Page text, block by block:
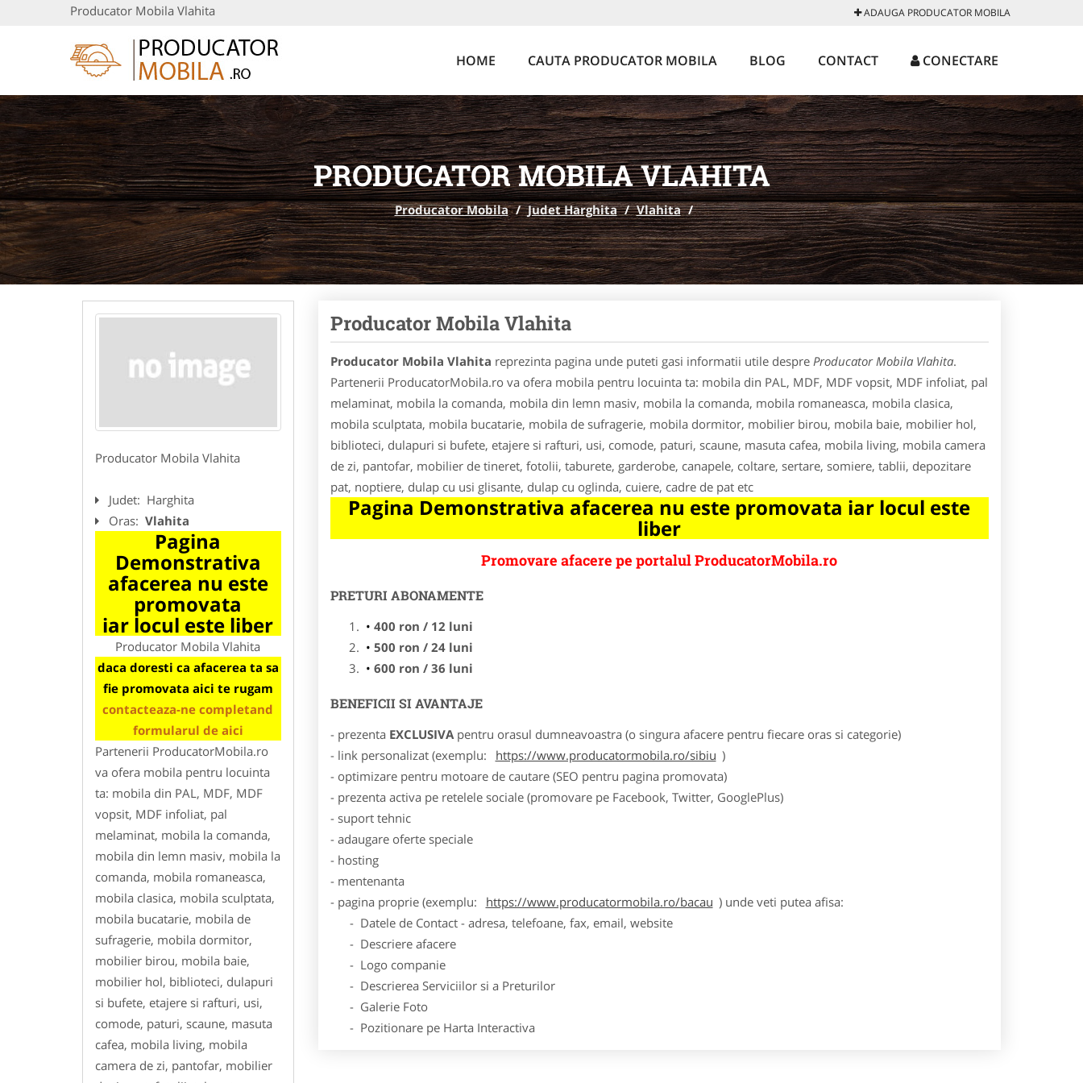
Producator Mobila Vlahita ADAUGA PRODUCATOR MOBILA
HOME CAUTA PRODUCATOR MOBILA BLOG CONTACT CONECTARE
PRODUCATOR MOBILA VLAHITA
Producator Mobila / Judet Harghita / Vlahita /
Producator Mobila Vlahita
Judet: Harghita
Oras: Vlahita
Pagina
Demonstrativa
afacerea nu este
promovata
iar locul este liber
Producator Mobila Vlahita
daca doresti ca afacerea ta sa
fie promovata aici te rugam
contacteaza-ne completand
formularul de aici
Partenerii ProducatorMobila.ro
va ofera mobila pentru locuinta
ta: mobila din PAL, MDF, MDF
vopsit, MDF infoliat, pal
melaminat, mobila la comanda,
mobila din lemn masiv, mobila la
comanda, mobila romaneasca,
mobila clasica, mobila sculptata,
mobila bucatarie, mobila de
sufragerie, mobila dormitor,
mobilier birou, mobila baie,
mobilier hol, biblioteci, dulapuri
si bufete, etajere si rafturi, usi,
comode, paturi, scaune, masuta
cafea, mobila living, mobila
camera de zi, pantofar, mobilier
Producator Mobila Vlahita
Producator Mobila Vlahita reprezinta pagina unde puteti gasi informatii utile despre Producator Mobila Vlahita.
Partenerii ProducatorMobila.ro va ofera mobila pentru locuinta ta: mobila din PAL, MDF, MDF vopsit, MDF infoliat, pal
melaminat, mobila la comanda, mobila din lemn masiv, mobila la comanda, mobila romaneasca, mobila clasica,
mobila sculptata, mobila bucatarie, mobila de sufragerie, mobila dormitor, mobilier birou, mobila baie, mobilier hol,
biblioteci, dulapuri si bufete, etajere si rafturi, usi, comode, paturi, scaune, masuta cafea, mobila living, mobila camera
de zi, pantofar, mobilier de tineret, fotolii, taburete, garderobe, canapele, coltare, sertare, somiere, tablii, depozitare
pat, noptiere, dulap cu usi glisante, dulap cu oglinda, cuiere, cadre de pat etc
Pagina Demonstrativa afacerea nu este promovata iar locul este
liber
Promovare afacere pe portalul ProducatorMobila.ro
PRETURI ABONAMENTE
400 ron / 12 luni
500 ron / 24 luni
600 ron / 36 luni
BENEFICII SI AVANTAJE
- prezenta EXCLUSIVApentru orasul dumneavoastra (o singura afacere pentru fiecare oras si categorie)
- link personalizat (exemplu:
https://www.producatormobila.ro/sibiu )
- optimizare pentru motoare de cautare (SEO pentru pagina promovata)
- prezenta activa pe retelele sociale (promovare pe Facebook, Twitter, GooglePlus)
- suport tehnic
- adaugare oferte speciale
- hosting
- mentenanta
- pagina proprie (exemplu:
https://www.producatormobila.ro/bacau ) unde veti putea afisa:
- Datele de Contact - adresa, telefoane, fax, email, website
- Descriere afacere
- Logo companie
- Descrierea Serviciilor si a Preturilor
- Galerie Foto
- Pozitionare pe Harta Interactiva